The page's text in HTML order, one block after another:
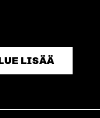
LUE LISÄÄ